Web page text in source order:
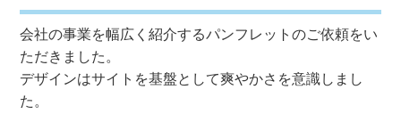
会社の事業を幅広く紹介するパンフレットのご依頼をい
ただきました。
デザインはサイトを基盤として爽やかさを意識しまし
た。